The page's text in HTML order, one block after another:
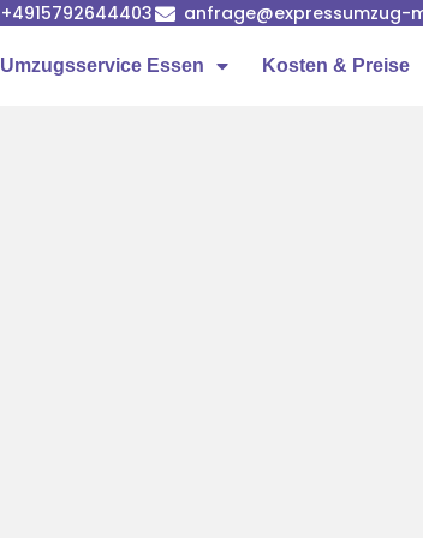
+4915792644403 anfrage@expressumzug-
Umzugsservice Essen Kosten & Preise